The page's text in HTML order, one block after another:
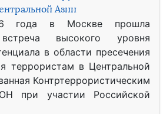
Азии
года в Москве прошла
встреча высокого уровня
в области пресечения
террористам в Центральной
Контртеррористическим
при участии Российской